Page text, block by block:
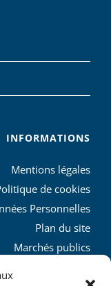
INFORMATIONS
Mentions légales
de cookies
Personnelles
Plan du site
Marchés publics